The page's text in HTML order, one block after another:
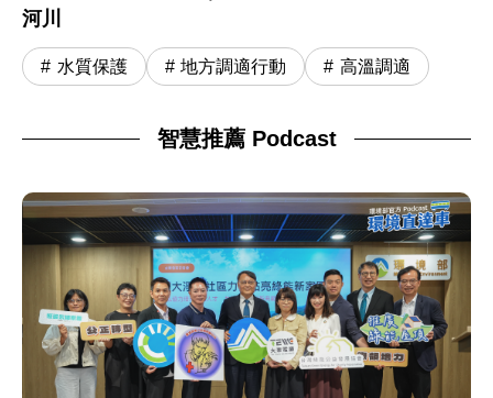
河川
水質保護 地方調適行動 高溫調適
智慧推薦 Podcast